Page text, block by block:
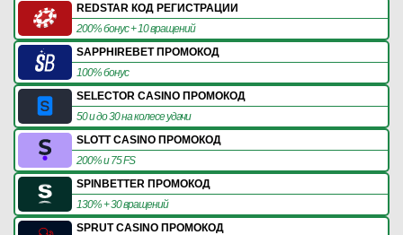
REDSTAR КОД РЕГИСТРАЦИИ
200% бонус + 10 вращений
SAPPHIREBET ПРОМОКОД
100% бонус
SELECTOR CASINO ПРОМОКОД
50 и до 30 на колесе удачи
SLOTT CASINO ПРОМОКОД
200% и 75 FS
SPINBETTER ПРОМОКОД
130% + 30 вращений
SPRUT CASINO ПРОМОКОД